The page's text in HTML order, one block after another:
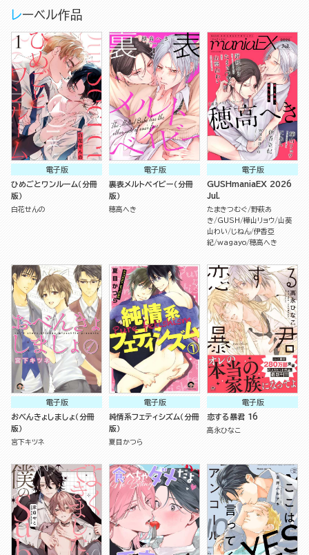
レーベル作品
電子版
ひめごとワンルーム（分冊
版）
白花せんの
電子版
裏表メルトベイビー（分冊
版）
穂高へき
電子版
GUSHmaniaEX 2026
Jul.
たまきつむぐ 野萩あ
き
GUSH 樺山リョウ 山葵
山わい
じねん 伊香亞
紀 wagayo 穂高へき
電子版
おべんきょしましょ（分冊
版）
宮下キツネ
電子版
純情系フェティシズム（分冊
版）
夏目かつら
電子版
恋する暴君 16
高永ひなこ